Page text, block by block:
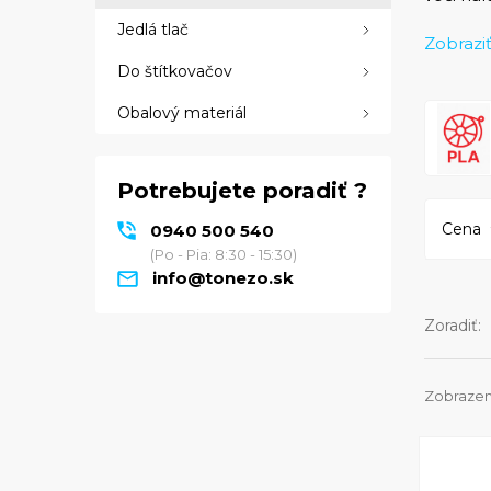
Jedlá tlač
Do štítkovačov
Obalový materiál
Potrebujete poradiť ?
0940 500 540
(Po - Pia: 8:30 - 15:30)
info@tonezo.sk
Pre
Cena
Zoradiť: